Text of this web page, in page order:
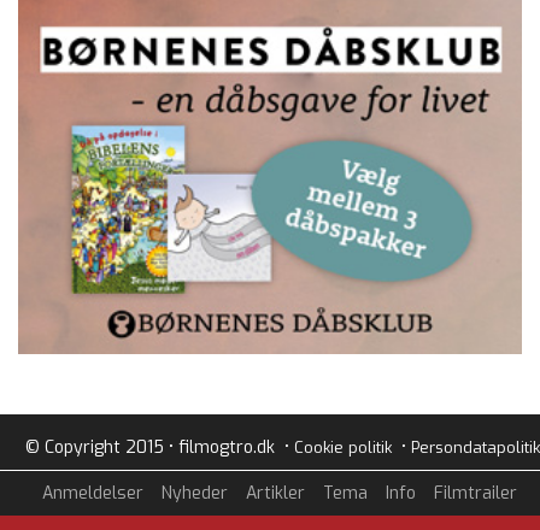
© Copyright 2015 • filmogtro.dk • Cookie politik• Persondatapolitik
Anmeldelser Nyheder Artikler Tema Info Filmtrailer